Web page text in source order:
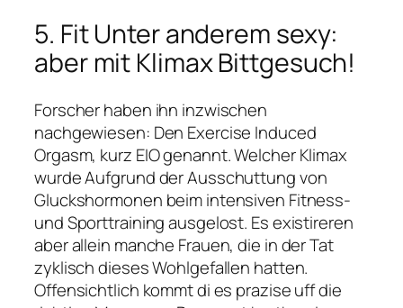
5. Fit Unter anderem sexy:
aber mit Klimax Bittgesuch!
Forscher haben ihn inzwischen
nachgewiesen: Den Exercise Induced
Orgasm, kurz EIO genannt. Welcher Klimax
wurde Aufgrund der Ausschuttung von
Gluckshormonen beim intensiven Fitness-
und Sporttraining ausgelost. Es existireren
aber allein manche Frauen, die in der Tat
zyklisch dieses Wohlgefallen hatten.
Offensichtlich kommt di es prazise uff die